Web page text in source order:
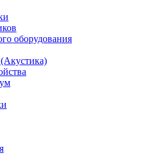
оборудования